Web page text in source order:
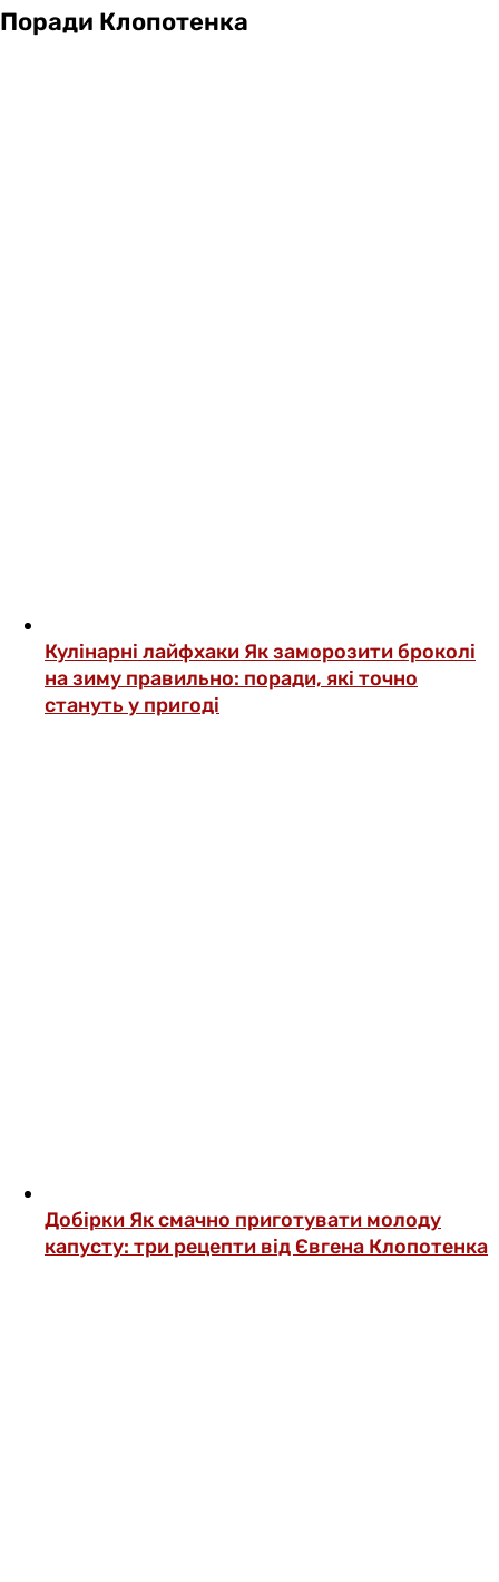
Поради Клопотенка
Кулінарні лайфхаки Як заморозити броколі
на зиму правильно: поради, які точно
стануть у пригоді
Добірки Як смачно приготувати молоду
капусту: три рецепти від Євгена Клопотенка